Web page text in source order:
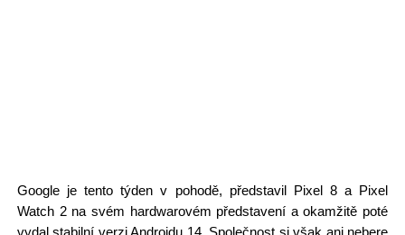
Google je tento týden v pohodě, představil Pixel 8 a Pixel
Watch 2 na svém hardwarovém představení a okamžitě poté
vydal stabilní verzi Androidu 14. Společnost si však ani nebere